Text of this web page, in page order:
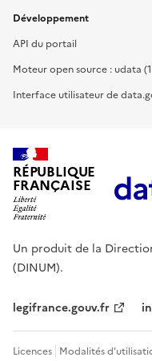
Développement
API du portail
Moteur open source : udata
Interface utilisateur de
RÉPUBLIQUE
FRANÇAISE
Un produit de la
(DINUM).
legifrance.gouv.fr
Licences Modalités